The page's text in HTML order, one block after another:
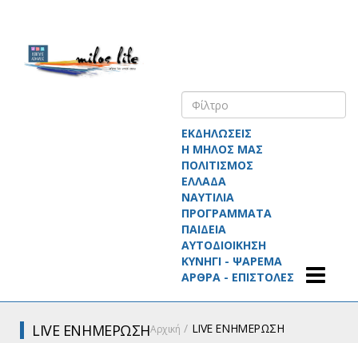
ΕΚΔΗΛΩΣΕΙΣ
Η ΜΗΛΟΣ ΜΑΣ
ΠΟΛΙΤΙΣΜΟΣ
ΕΛΛΑΔΑ
ΝΑΥΤΙΛΙΑ
ΠΡΟΓΡΑΜΜΑΤΑ
ΠΑΙΔΕΙΑ
ΑΥΤΟΔΙΟΙΚΗΣΗ
ΚΥΝΗΓΙ - ΨΑΡΕΜΑ
ΑΡΘΡΑ - ΕΠΙΣΤΟΛΕΣ
LIVE ΕΝΗΜΕΡΩΣΗΑρχική LIVE ΕΝΗΜΕΡΩΣΗ